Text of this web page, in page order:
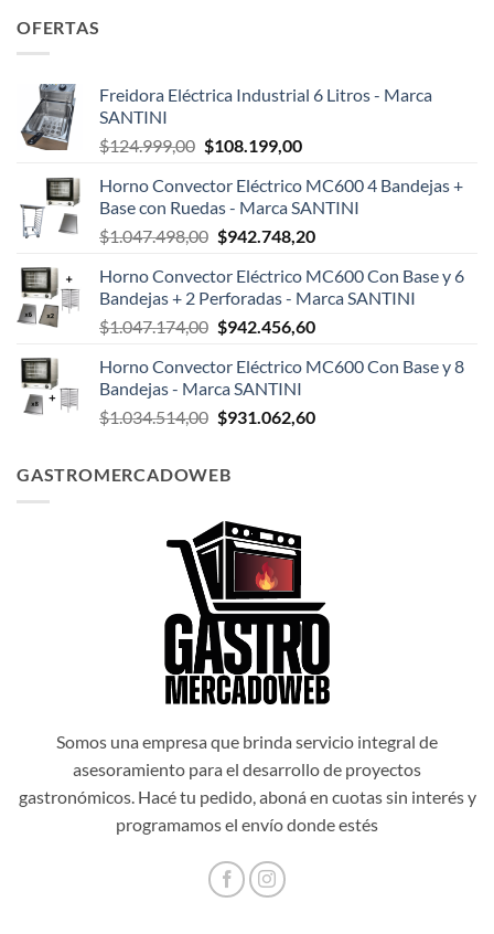
OFERTAS
Freidora Eléctrica Industrial 6 Litros - Marca
SANTINI
$124.999,00 El
original
era:
$124.999,00.
$108.199,00El
actual
es:
$108.199,00.
Horno Convector Eléctrico MC600 4 Bandejas +
Base con Ruedas - Marca SANTINI
$1.047.498,00 El
original
era:
$1.047.498,00.
$942.748,20El
actual
es:
$942.748,20.
Horno Convector Eléctrico MC600 Con Base y 6
Bandejas + 2 Perforadas - Marca SANTINI
$1.047.174,00 El
original
era:
$1.047.174,00.
$942.456,60El
actual
$942.456,60.
Horno Convector Eléctrico MC600 Con Base y 8
Bandejas - Marca SANTINI
$1.034.514,00 El
era:
$931.062,60El
GASTROMERCADOWEB
Somos una empresa que brinda servicio integral de
asesoramiento para el desarrollo de proyectos
gastronómicos. Hacé tu pedido, aboná en cuotas sin interés y
programamos el envío donde estés